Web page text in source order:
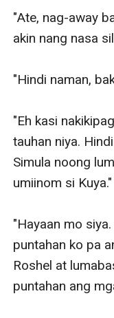
"Ate, nag-away
akin nang nasa
"Hindi naman,
"Eh kasi
tauhan niya.
Simula noong
umiinom si
"Hayaan mo
puntahan ko pa
Roshel at
puntahan ang